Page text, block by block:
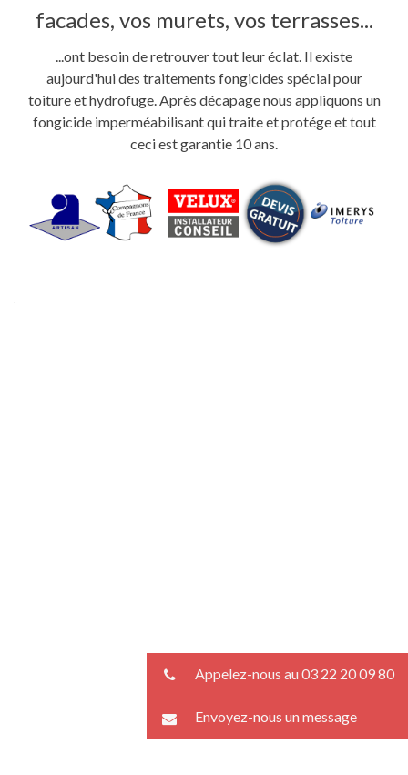
facades, vos murets, vos terrasses...
...ont besoin de retrouver tout leur éclat. Il existe
aujourd'hui des traitements fongicides spécial pour
toiture et hydrofuge. Après décapage nous appliquons un
fongicide imperméabilisant qui traite et protége et tout
ceci est garantie 10 ans.
Appelez-nous au 03 22 20 09 80
Envoyez-nous un message